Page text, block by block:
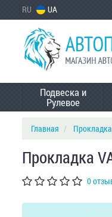
RU UA
Подвеска и
Рулевое
Главная
Прокладка
0